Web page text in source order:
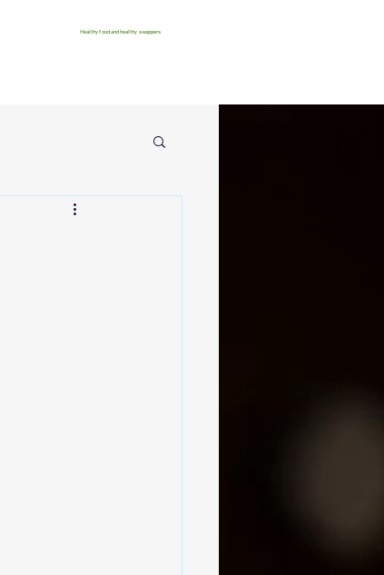
Healthy food and healthy swappers